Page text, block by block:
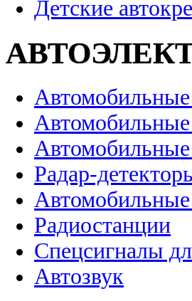
Детские
Автомобильные
Радар-
Автомобильные
Радиостанции
Спецсигналы
Автозвук